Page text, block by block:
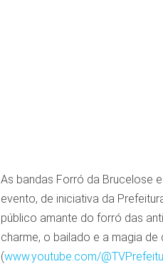
As bandas Forró da Brucelose
evento, de iniciativa da
público amante do forró das
charme, o bailado e a magia
(www.youtube.com/